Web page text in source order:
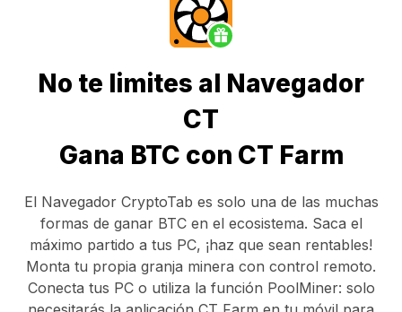
No te limites al Navegador
CT
Gana BTC con CT Farm
El Navegador CryptoTab es solo una de las muchas
formas de ganar BTC en el ecosistema. Saca el
máximo partido a tus PC, ¡haz que sean rentables!
Monta tu propia granja minera con control remoto.
Conecta tus PCo utiliza la función PoolMiner: solo